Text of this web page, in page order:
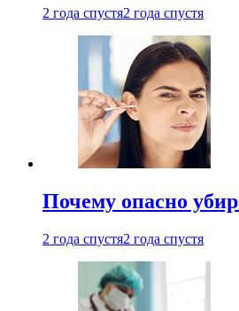
2 года спустя2 года спустя
Почему опасно
2 года спустя2 года спустя